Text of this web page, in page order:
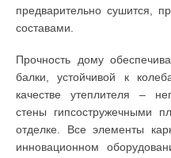
предварительно сушится,
составами.
Прочность дому
балки, устойчивой к
качестве утеплителя –
стены гипсостружечными
отделке. Все элементы
инновационном